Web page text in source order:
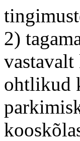
2)
ohtlikud